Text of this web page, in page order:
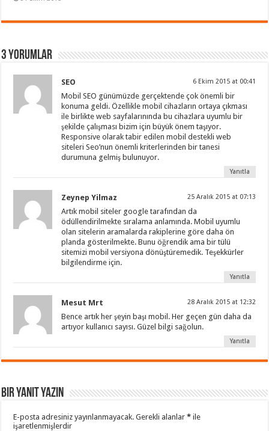
3 Yorumlar
SEO 6 Ekim 2015 at 00:41
Mobil SEO günümüzde gerçektende çok önemli bir
konuma geldi. Özellikle mobil cihazların ortaya çıkması
ile birlikte web sayfalarınında bu cihazlara uyumlu bir
şekilde çalışması bizim için büyük önem taşıyor.
Responsive olarak tabir edilen mobil destekli web
siteleri Seo’nun önemli kriterlerinden bir tanesi
durumuna gelmiş bulunuyor.
Yanıtla
Zeynep Yilmaz 25 Aralık 2015 at 07:13
Artık mobil siteler google tarafından da
ödüllendirilmekte sıralama anlamında. Mobil uyumlu
olan sitelerin aramalarda rakiplerine göre daha ön
planda gösterilmekte. Bunu öğrendik ama bir tülü
sitemizi mobil versiyona dönüştüremedik. Teşekkürler
bilgilendirme için.
Yanıtla
Mesut Mrt 28 Aralık 2015 at 12:32
Bence artık her şeyin başı mobil. Her geçen gün daha da
artıyor kullanıcı sayısı. Güzel bilgi sağolun.
Yanıtla
Bir yanıt yazın
E-posta adresiniz yayınlanmayacak. Gerekli alanlar* ile
işaretlenmişlerdir